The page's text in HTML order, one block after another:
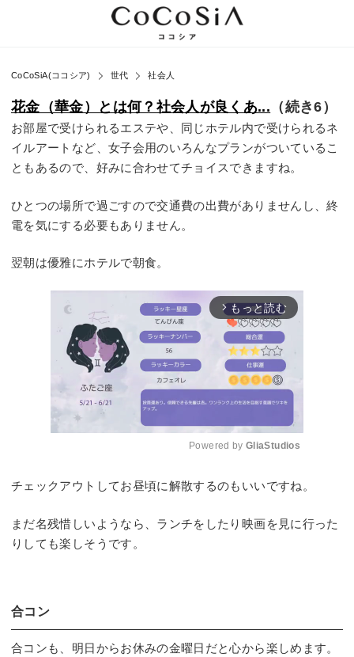
CoCoSiA(ココシア) 世代 社会人
花金（華金）とは何？社会人が良くあ... （続き6）
お部屋で受けられるエステや、同じホテル内で受けられるネ
イルアートなど、女子会用のいろんなプランがついているこ
ともあるので、好みに合わせてチョイスできますね。
ひとつの場所で過ごすので交通費の出費がありませんし、終
電を気にする必要もありません。
翌朝は優雅にホテルで朝食。
arrow_forward_ios もっと読む
Powered by GliaStudios
チェックアウトしてお昼頃に解散するのもいいですね。
まだ名残惜しいようなら、ランチをしたり映画を見に行った
りしても楽しそうです。
合コン
合コンも、明日からお休みの金曜日だと心から楽しめます。